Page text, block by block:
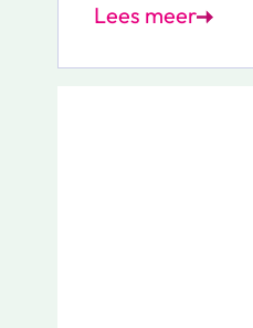
medio
duurzame
Lees meer